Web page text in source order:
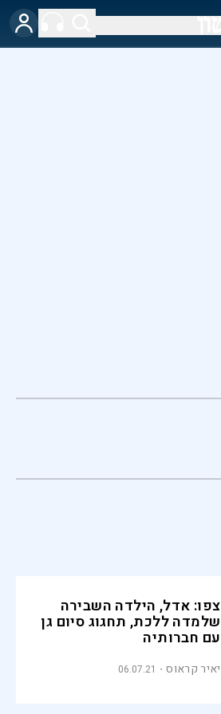
צפו: אדל, הילדה השבירה
שלמדה ללכת, תחגוג סיום גן
עם חברותיה
יאיר קראוס 06.07.21